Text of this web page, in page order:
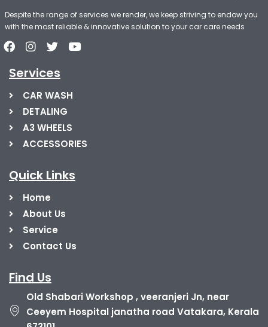
Despite the range of services we render, we keep striving to endow you
with the most reliable & innovative solution to your car care needs
Services
CAR WASH
DETALING
A3 WHEELS
ACCESSORIES
Quick Links
Home
About Us
Service
Contact Us
Find Us
Old Shabari Workshop , veeranjeri Jn, near
Ceeyem Hospital janatha road Vatakara, Kerala